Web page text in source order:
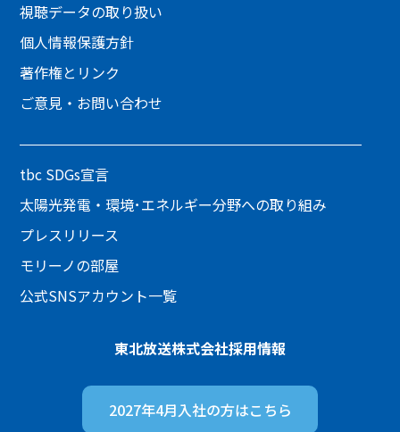
視聴データの取り扱い
個人情報保護方針
著作権とリンク
ご意見・お問い合わせ
tbc SDGs宣言
太陽光発電・環境･エネルギー分野への取り組み
プレスリリース
モリーノの部屋
公式SNSアカウント一覧
東北放送株式会社採用情報
2027年4月入社の方はこちら